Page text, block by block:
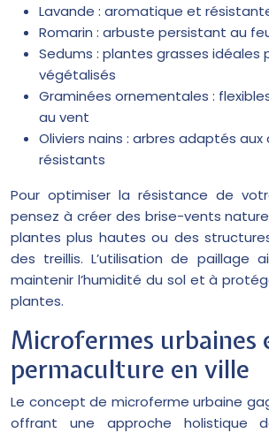
Lavande : aromatique et
Romarin : arbuste persistant au
Sedums : plantes grasses idéales
végétalisés
Graminées ornementales :
au vent
Oliviers nains : arbres adaptés
résistants
Pour optimiser la résistance de
pensez à créer des brise-vents
plantes plus hautes ou des
des treillis. L’utilisation de paillage
maintenir l’humidité du sol et à
plantes.
Microfermes urbaines
permaculture en ville
Le concept de microferme urbaine
offrant une approche holistique